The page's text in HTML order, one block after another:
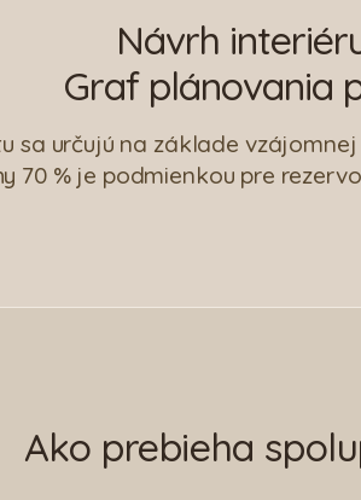
Návrh
Graf plánovania
sa určujú na základe
70 % je podmienkou pre
Ako prebieha